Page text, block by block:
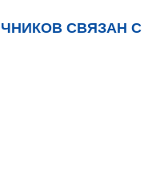
СВЯЗАН С